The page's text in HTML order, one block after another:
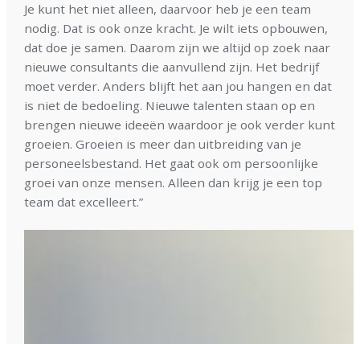
Je kunt het niet alleen, daarvoor heb je een team
nodig. Dat is ook onze kracht. Je wilt iets opbouwen,
dat doe je samen. Daarom zijn we altijd op zoek naar
nieuwe consultants die aanvullend zijn. Het bedrijf
moet verder. Anders blijft het aan jou hangen en dat
is niet de bedoeling. Nieuwe talenten staan op en
brengen nieuwe ideeën waardoor je ook verder kunt
groeien. Groeien is meer dan uitbreiding van je
personeelsbestand. Het gaat ook om persoonlijke
groei van onze mensen. Alleen dan krijg je een top
team dat excelleert.”